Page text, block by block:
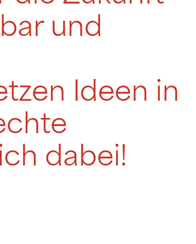
und
Ideen in
dabei!